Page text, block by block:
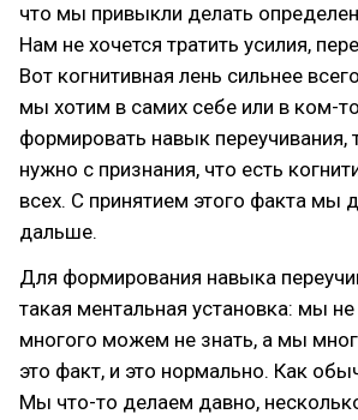
что мы привыкли делать
Нам не хочется тратить усилия,
Вот когнитивная лень сильнее
мы хотим в самих себе или в ком-
формировать навык переучивания,
нужно с признания, что есть
всех. С принятием этого факта мы
дальше.
Для формирования навыка
такая ментальная установка: мы
многого можем не знать, а мы
это факт, и это нормально. Как
Мы что-то делаем давно,